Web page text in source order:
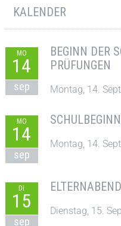
KALENDER
MO
14
sep
BEGINN DER
PRÜFUNGEN
Montag, 14.
MO
14
sep
SCHULBEGINN
Montag, 14.
DI
15
sep
Dienstag, 15.